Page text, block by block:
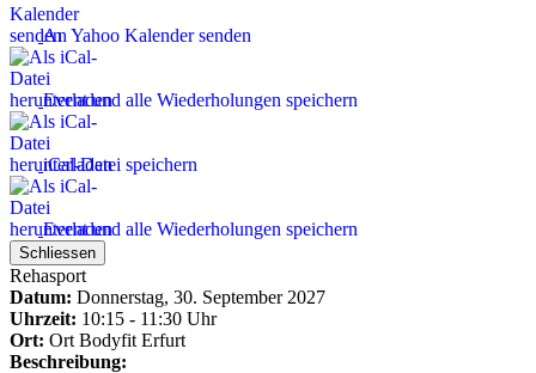
An Yahoo Kalender senden
Event und alle Wiederholungen speichern
iCal-Datei speichern
Event und alle Wiederholungen speichern
Schliessen
Rehasport
Datum: Donnerstag, 30. September 2027
Uhrzeit: 10:15 - 11:30 Uhr
Ort: Ort Bodyfit Erfurt
Beschreibung: